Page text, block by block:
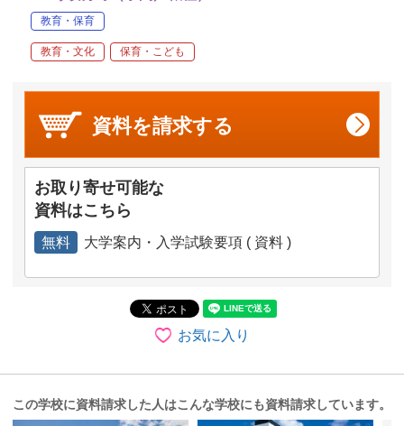
教育・保育
教育・文化 保育・こども
資料を請求する
お取り寄せ可能な
資料はこちら
無料 大学案内・入学試験要項 ( 資料 )
お気に入り
この学校に資料請求した人はこんな学校にも資料請求しています。